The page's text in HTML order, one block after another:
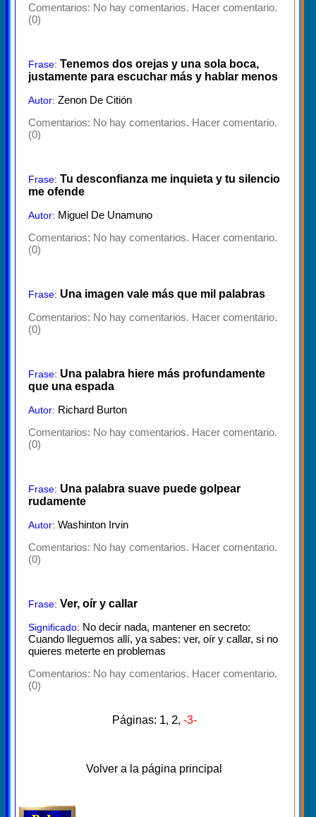
Comentarios: No hay comentarios. Hacer comentario.
(0)
Frase: Tenemos dos orejas y una sola boca,
justamente para escuchar más y hablar menos
Autor: Zenon De Citión
Comentarios: No hay comentarios. Hacer comentario.
(0)
Frase: Tu desconfianza me inquieta y tu silencio
me ofende
Autor: Miguel De Unamuno
Comentarios: No hay comentarios. Hacer comentario.
(0)
Frase: Una imagen vale más que mil palabras
Comentarios: No hay comentarios. Hacer comentario.
(0)
Frase: Una palabra hiere más profundamente
que una espada
Autor: Richard Burton
Comentarios: No hay comentarios. Hacer comentario.
(0)
Frase: Una palabra suave puede golpear
rudamente
Autor: Washinton Irvin
Comentarios: No hay comentarios. Hacer comentario.
(0)
Frase: Ver, oír y callar
Significado: No decir nada, mantener en secreto:
Cuando lleguemos allí, ya sabes: ver, oír y callar, si no
quieres meterte en problemas
Comentarios: No hay comentarios. Hacer comentario.
(0)
Páginas: 1, 2, -3-
Volver a la página principal